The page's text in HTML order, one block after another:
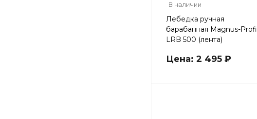
В наличии
Лебедка ручная
барабанная Magnus-Profi
LRB 500 (лента)
Цена: 2 495 ₽